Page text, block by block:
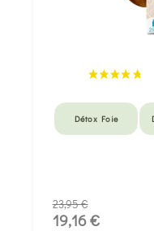
Détox Foie
23,95 €
19,16 €